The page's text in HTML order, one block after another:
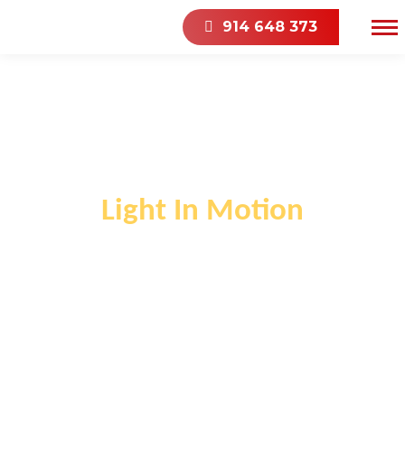
914 648 373
Light In Motion